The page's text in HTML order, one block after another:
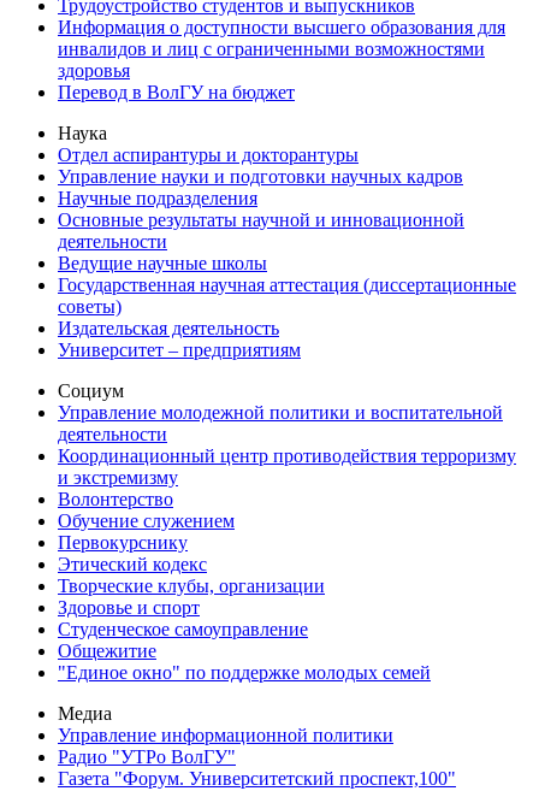
Трудоустройство студентов и выпускников
Информация о доступности высшего образования для
инвалидов и лиц с ограниченными возможностями
здоровья
Перевод в ВолГУ на бюджет
Наука
Отдел аспирантуры и докторантуры
Управление науки и подготовки научных кадров
Научные подразделения
Основные результаты научной и инновационной
деятельности
Ведущие научные школы
Государственная научная аттестация (диссертационные
советы)
Издательская деятельность
Университет – предприятиям
Социум
Управление молодежной политики и воспитательной
деятельности
Координационный центр противодействия терроризму
и экстремизму
Волонтерство
Обучение служением
Первокурснику
Этический кодекс
Творческие клубы, организации
Здоровье и спорт
Студенческое самоуправление
Общежитие
"Единое окно" по поддержке молодых семей
Медиа
Управление информационной политики
Радио "УТРо ВолГУ"
Газета "Форум. Университетский проспект,100"